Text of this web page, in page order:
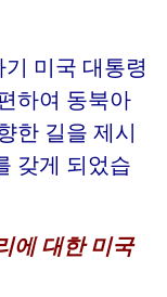
기 미국 대통령
하여 동북아
한 길을 제시
갖게 되었습
에 대한 미국